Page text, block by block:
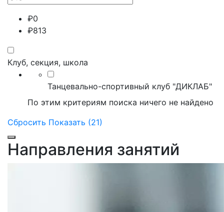
₽0
₽813
Клуб, секция, школа
Танцевально-спортивный клуб "ДИКЛАБ"
По этим критериям поиска ничего не найдено
Сбросить Показать (21)
Направления занятий